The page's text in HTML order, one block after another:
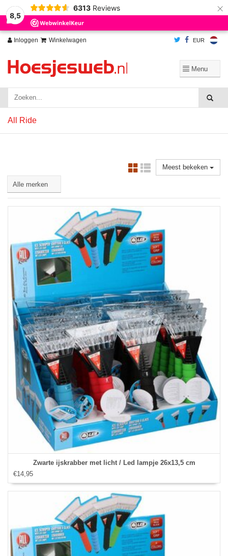
8,5
6313 Reviews ×
Inloggen Winkelwagen EUR
All Ride
Meest bekeken
Zwarte ijskrabber met licht / Led lampje 26x13,5 cm
€14,95
Wij slaan cookies op om onze website te verbeteren. Is dat akkoord?
Ja
Nee